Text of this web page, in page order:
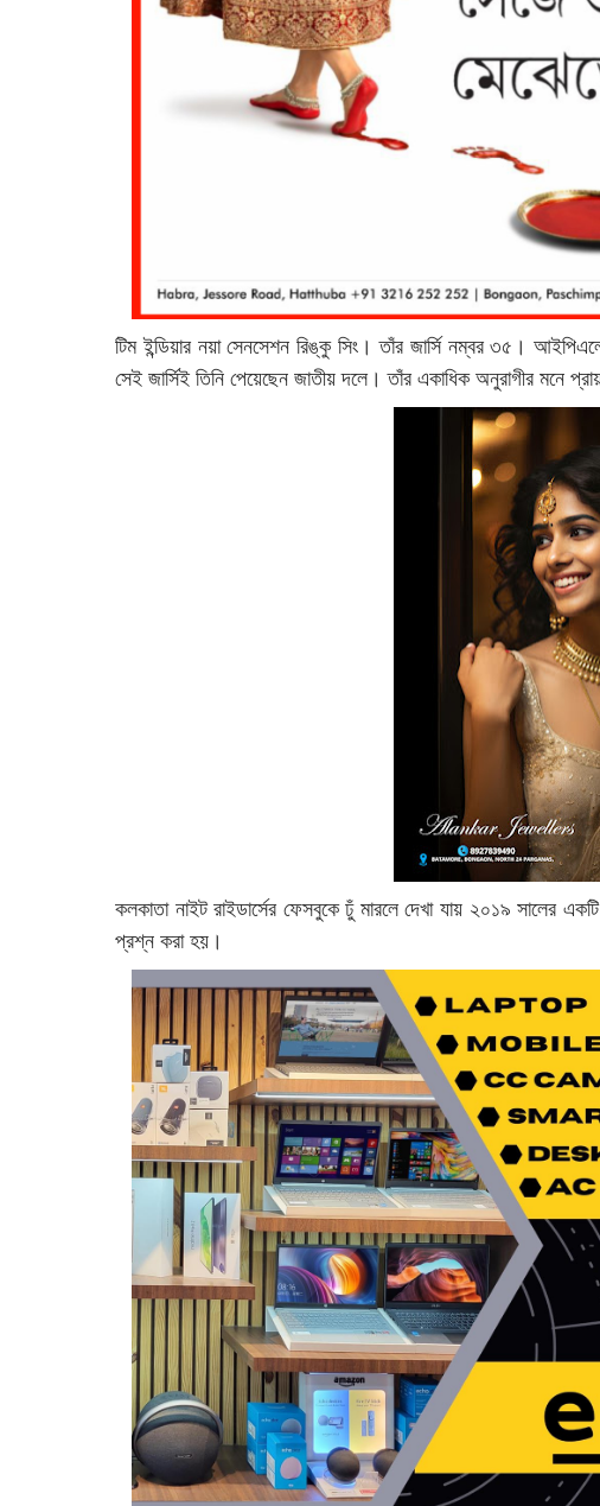
টিম ইন্ডিয়ার নয়া সেনসেশন রিঙ্কু সিং। তাঁর জার্সি নম্বর ৩৫।
সেই জার্সিই তিনি পেয়েছেন জাতীয় দলে। তাঁর একাধিক অনুরাগীর মনে
কলকাতা নাইট রাইডার্সের ফেসবুকে ঢুঁ মারলে দেখা যায় ২০১৯ সালের
প্রশ্ন করা হয়।